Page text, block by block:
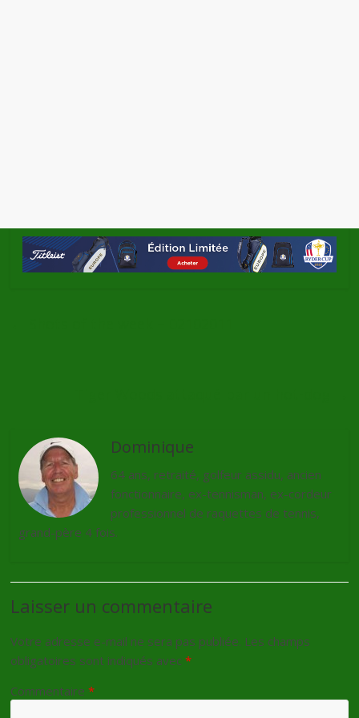
Dominique
64 ans, retraité, golfeur assidu, ancien
fonctionnaire, ex-tennisman, ex-cordeur
professionnel de raquettes de tennis,
grand-père 4 fois.
Laisser un commentaire
Votre adresse e-mail ne sera pas publiée. Les champs
obligatoires sont indiqués avec*
Commentaire*